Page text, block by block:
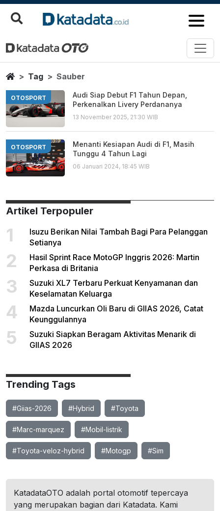
Sauber
Berita Terbaru
HomeTag Sauber
OTOSPORT
Audi Siap Debut F1 Tahun Depan,
Perkenalkan Livery Perdananya
13 November 2025, 21:30 WIB
OTOSPORT
Menanti Kesiapan Audi di F1, Masih
Tunggu 4 Tahun Lagi
06 Januari 2024, 18:45 WIB
Artikel Terpopuler
1
Isuzu Berikan Nilai Tambah Bagi Para Pelanggan
Setianya
2
Hasil Sprint Race MotoGP Inggris 2026: Martin
Perkasa di Britania
3
Suzuki XL7 Terbaru Perkuat Kenyamanan dan
Keselamatan Keluarga
4
Mazda Luncurkan Oli Baru di GIIAS 2026, Catat
Keunggulannya
5
Suzuki Siapkan Beragam Aktivitas Menarik di
GIIAS 2026
Trending Tags
#Giias-2026 #Hybrid #Toyota
#Marc-marquez #Mobil-listrik
#Toyota-veloz-hybrid #Motogp #Sim
KatadataOTO adalah portal otomotif tepercaya
yang merupakan bagian dari Katadata. Kami